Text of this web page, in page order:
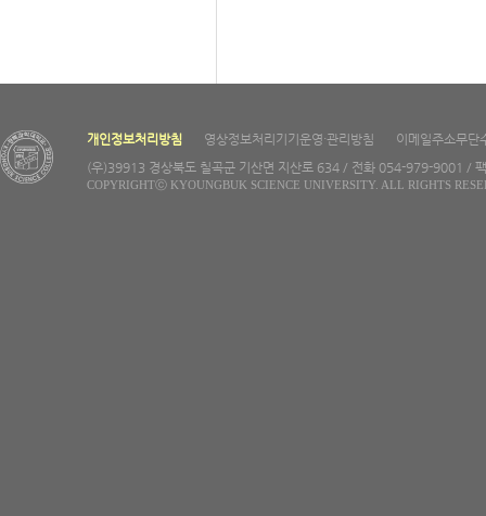
개인정보처리방침 영상정보처리기기운영·관리방침
이메일주소무단
(우)39913 경상북도 칠곡군 기산면 지산로 634 / 전화 054-979-9001 /
COPYRIGHTⓒ KYOUNGBUK SCIENCE UNIVERSITY. ALL RIGHTS